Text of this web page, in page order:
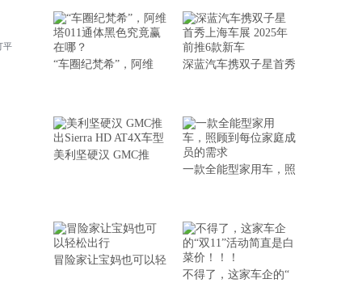
平
“车圈纪梵希”，阿维 深蓝汽车携双子星首秀
美利坚硬汉 GMC推
一款全能型家用车，照
冒险家让宝妈也可以轻
不得了，这家车企的“